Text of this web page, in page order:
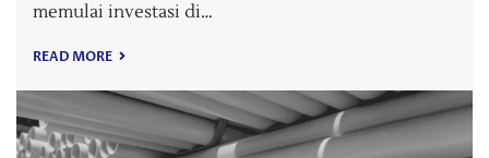
memulai investasi di…
READ MORE